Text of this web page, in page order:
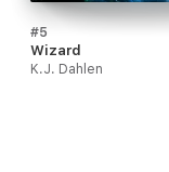
#5
Wizard
K.J. Dahlen